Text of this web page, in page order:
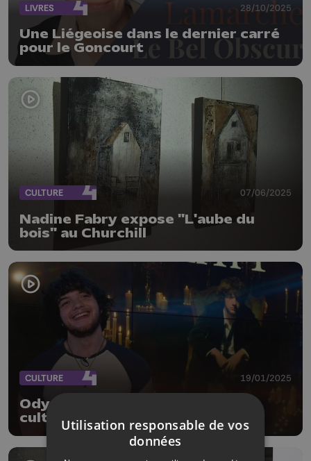
LIVRES 28/10/2025
Une Liégeoise dans le dernier carré
pour le Goncourt
CULTURE 07/06/2025
Nadine Fabry expose "L'aube du
bois" au Churchill
CULTURE 19/01/2025
Odysseas en concert au centre
culturel d'Amay le 28 janvier
Utilisation responsable de vos
données